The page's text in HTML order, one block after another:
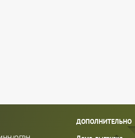
ДОПОЛНИТЕЛЬНО